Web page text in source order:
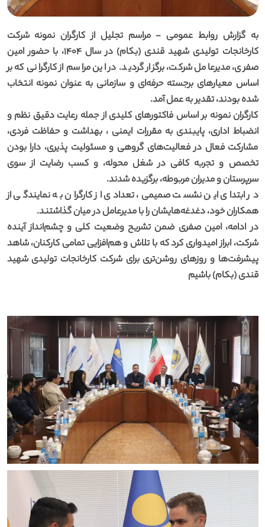
به گزارش روابط عمومی - مراسم تجلیل از کارگران نمونه شرکت
کارخانجات تولیدی شهید قندی (بکام) در سال 1404، با حضور امین
صفری، مدیرعامل شرکت، برگزار گردید. در این مراسم از کارگرانی که بر
اساس معیارهای برجسته حرفه‌ای و سازمانی به عنوان نمونه انتخاب
شده بودند، تقدیر به عمل آمد.
کارگران نمونه بر اساس فاکتورهای کلیدی از جمله رعایت دقیق نظم و
انضباط اداری، پایبندی به مقررات ایمنی ، بهداشت و حفاظت فردی،
مشارکت فعال در فعالیت‌های گروهی و مسئولیت پذیری، دارا بودن
تخصص و تجربه کافی در شغل محوله، و کسب رضایت از سوی
سرپرستان و مدیران مربوطه، برگزیده شدند.
در ابتدای این نشست صمیمی، تعدادی از کارگران به نمایندگی از
همکاران خود، دغدغه‌هایشان را با مدیرعامل در میان گذاشتند.
در ادامه، امین صفری ضمن تشریح وضعیت کلی و چشم‌انداز آینده
شرکت، ابراز امیدواری کرد که با تلاش و هم‌افزایی تمامی کارکنان، شاهد
پیشرفت‌ها و روزهای روشن‌تری برای شرکت کارخانجات تولیدی شهید
قندی (بکام) باشیم